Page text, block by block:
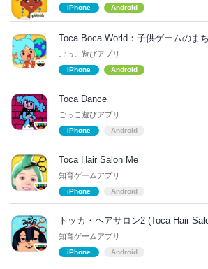
iPhone Android
Toca Boca World：子供ゲームのま
ごっこ遊びアプリ
iPhone Android
Toca Dance
ごっこ遊びアプリ
iPhone Android
Toca Hair Salon Me
知育ゲームアプリ
iPhone Android
トッカ・ヘアサロン2 (Toca Hair
知育ゲームアプリ
iPhone Android